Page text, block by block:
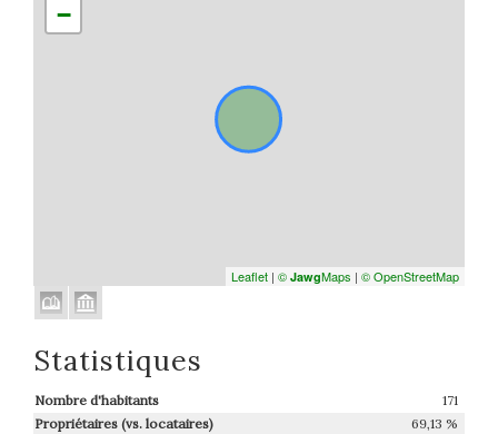
−
Leaflet | © JawgMaps | © OpenStreetMap
Statistiques
Nombre d'habitants
171
Propriétaires (vs. locataires)
69,13 %